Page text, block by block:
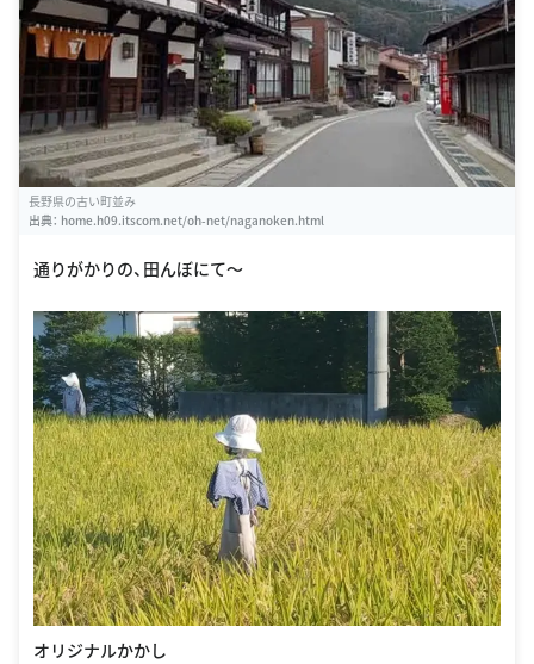
長野県の古い町並み
出典： home.h09.itscom.net/oh-net/naganoken.html
通りがかりの、田んぼにて〜
オリジナルかかし